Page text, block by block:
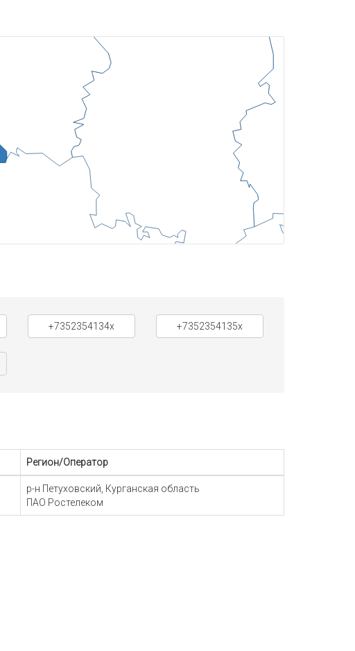
+7352354134x +7352354135x
Регион/Оператор
р-н Петуховский, Курганская область
ПАО Ростелеком